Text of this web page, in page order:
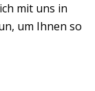
mit uns in
um Ihnen so